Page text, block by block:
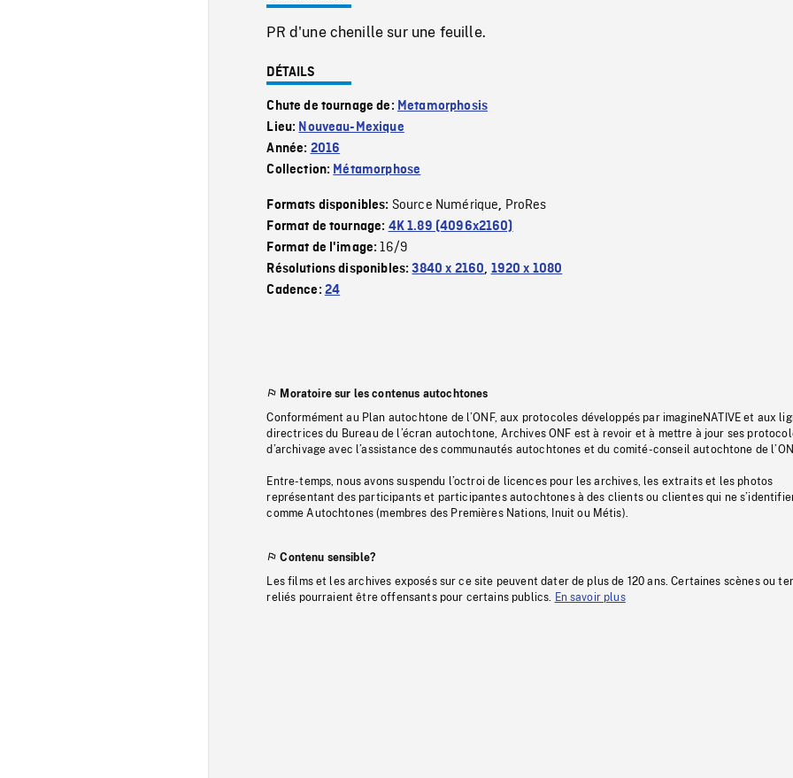
PR d'une chenille sur une feuille.
DÉTAILS
Chute de tournage de: Metamorphosis
Lieu: Nouveau-Mexique
Année: 2016
Collection: Métamorphose
Formats disponibles: Source Numérique, ProRes
Format de tournage: 4K 1.89 (4096x2160)
Format de l'image:16/9
Résolutions disponibles:3840 x 2160, 1920 x 1080
Cadence: 24
Moratoire sur les contenus autochtones
Conformément au Plan autochtone de l’ONF, aux protocoles développés par imagineNATIVE et aux
directrices du Bureau de l’écran autochtone, Archives ONF est à revoir et à mettre à jour ses
d’archivage avec l’assistance des communautés autochtones et du comité-conseil autochtone de
Entre-temps, nous avons suspendu l’octroi de licences pour les archives, les extraits et les photos
représentant des participants et participantes autochtones à des clients ou clientes qui ne
comme Autochtones (membres des Premières Nations, Inuit ou Métis).
Contenu sensible?
Les films et les archives exposés sur ce site peuvent dater de plus de 120 ans. Certaines scènes ou
reliés pourraient être offensants pour certains publics.
En savoir plus